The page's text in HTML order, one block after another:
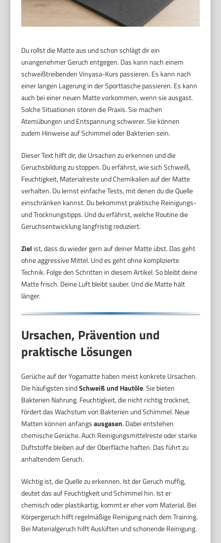
Du rollst die Matte aus und schon schlägt dir ein
unangenehmer Geruch entgegen. Das kann nach einem
schweißtreibenden Vinyasa-Kurs passieren. Es kann nach
einer langen Lagerung in der Sporttasche passieren. Es kann
auch bei einer neuen Matte vorkommen, wenn sie ausgast.
Solche Situationen stören die Praxis. Sie machen
Atemübungen und Entspannung schwerer. Sie können
zudem Hinweise auf Schimmel oder Bakterien sein.
Dieser Text hilft dir, die Ursachen zu erkennen und die
Geruchsbildung zu stoppen. Du erfährst, wie sich Schweiß,
Feuchtigkeit, Materialreste und Chemikalien auf der Matte
verhalten. Du lernst einfache Tests, mit denen du die Quelle
einschränken kannst. Du bekommst praktische Reinigungs-
und Trocknungstipps. Und du erfährst, welche Routine die
Geruchsentwicklung langfristig reduziert.
Ziel ist, dass du wieder gern auf deiner Matte übst. Das geht
ohne aggressive Mittel. Und es geht ohne komplizierte
Technik. Folge den Schritten in diesem Artikel. So bleibt deine
Matte frisch. Deine Luft bleibt sauber. Und die Matte hält
länger.
Ursachen, Prävention und
praktische Lösungen
Gerüche auf der Yogamatte haben meist konkrete Ursachen.
Die häufigsten sindSchweiß und Hautöle. Sie bieten
Bakterien Nahrung. Feuchtigkeit, die nicht richtig trocknet,
fördert das Wachstum von Bakterien und Schimmel. Neue
Matten können anfangsausgasen. Dabei entstehen
chemische Gerüche. Auch Reinigungsmittelreste oder starke
Duftstoffe bleiben auf der Oberfläche haften. Das führt zu
anhaltendem Geruch.
Wichtig ist, die Quelle zu erkennen. Ist der Geruch muffig,
deutet das auf Feuchtigkeit und Schimmel hin. Ist er
chemisch oder plastikartig, kommt er eher vom Material. Bei
Körpergeruch hilft regelmäßige Reinigung nach dem Training.
Bei Materialgeruch hilft Auslüften und schonende Reinigung.